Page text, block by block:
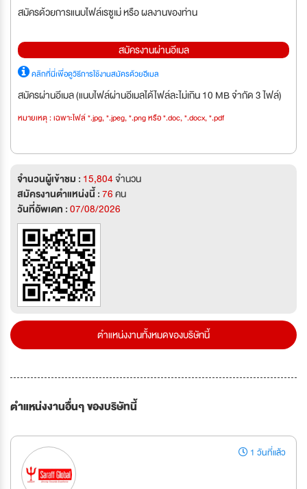
สมัครด้วยการแนบไฟล์เรซูเม่ หรือ ผลงานของท่าน
สมัครงานผ่านอีเมล
คลิกที่นี่เพื่อดูวิธีการใช้งานสมัครด้วยอีเมล
สมัครผ่านอีเมล (แนบไฟล์ผ่านอีเมลได้ไฟล์ละไม่เกิน 10 MB จำกัด 3 ไฟล์)
หมายเหตุ : เฉพาะไฟล์ *.jpg, *.jpeg, *.png หรือ *.doc, *.docx, *.pdf
จำนวนผู้เข้าชม : 15,804จำนวน
สมัครงานตำแหน่งนี้ :76คน
วันที่อัพเดท :07/08/2026
ตำแหน่งงานทั้งหมดของบริษัทนี้
ตำแหน่งงานอื่นๆ ของบริษัทนี้
1 วันที่แล้ว